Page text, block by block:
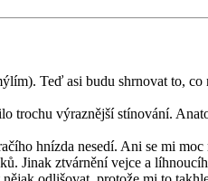
Teď asi budu shrnovat to,
trochu výraznější stínování.
hnízda nesedí. Ani se mi
Jinak ztvárnění vejce a